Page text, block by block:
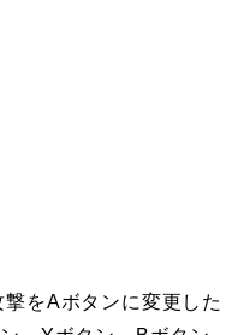
をAボタンに変更した